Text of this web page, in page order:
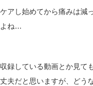
ケアし始めてから痛みは減
よね…
収録している動画とか見て
丈夫だと思いますが、どう